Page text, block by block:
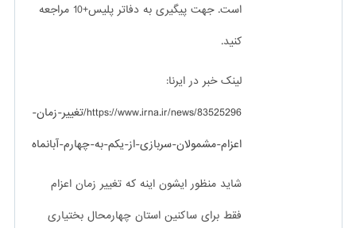
است. جهت پیگیری به دفاتر پلیس+10 مراجعه
کنید.
لینک خبر در ایرنا:
https://www.irna.ir/news/83525296/تغییر-زمان-
اعزام-مشمولان-سربازی-از-یکم-به-چهارم-آبانماه
شاید منظور ایشون اینه که تغییر زمان اعزام
فقط برای ساکنین استان چهارمحال بختیاری